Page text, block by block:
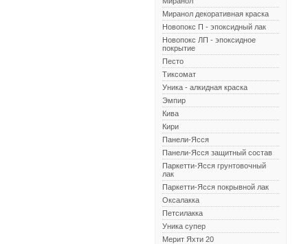
Миранол декоративная краска
Новопокс П - эпоксидный лак
Новопокс ЛП - эпоксидное
покрытие
Песто
Тиксомат
Уника - алкидная краска
Эмпир
Кива
Кири
Панели-Ясся
Панели-Ясся защитный состав
Паркетти-Ясся грунтовочный
лак
Паркетти-Ясся покрывной лак
Оксалакка
Петсилакка
Уника супер
Мерит Яхти 20